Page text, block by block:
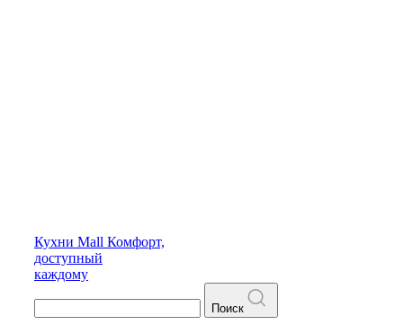
Кухни Mall Комфорт,
доступный
каждому
Поиск